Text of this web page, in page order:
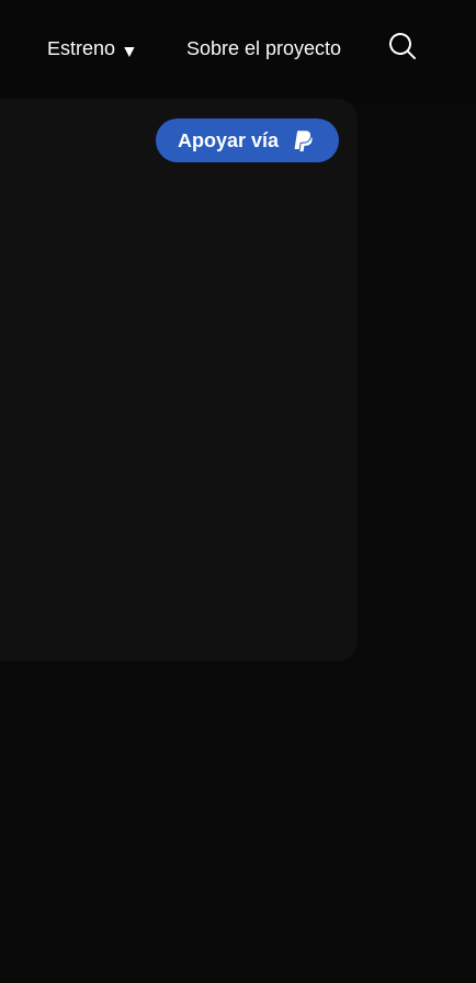
Estreno Sobre el proyecto
Apoyar vía